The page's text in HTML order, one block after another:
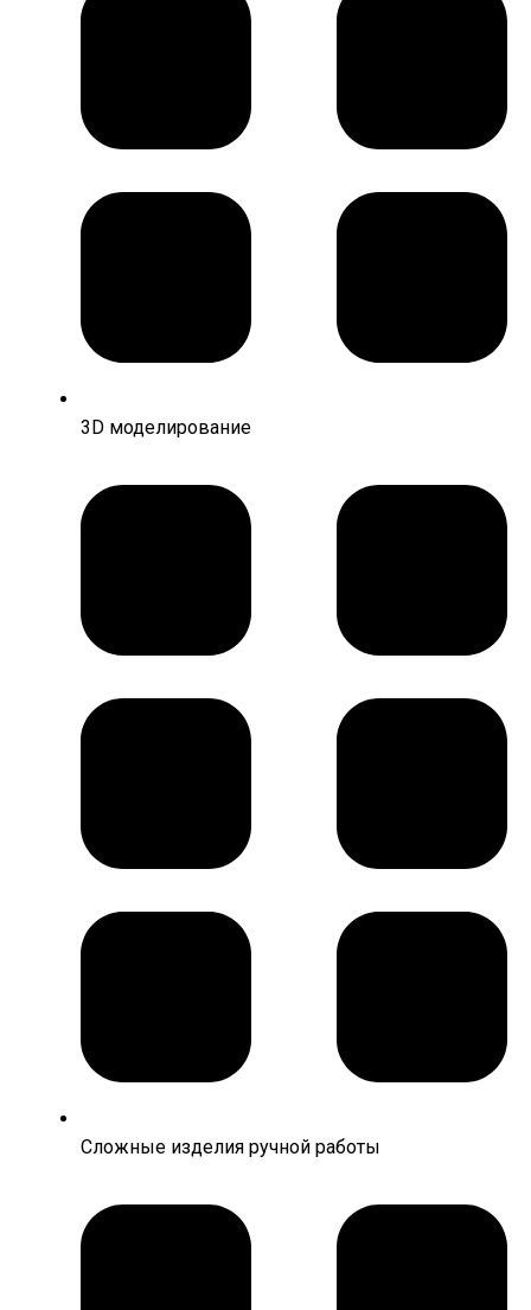
3D моделирование
Сложные изделия ручной работы